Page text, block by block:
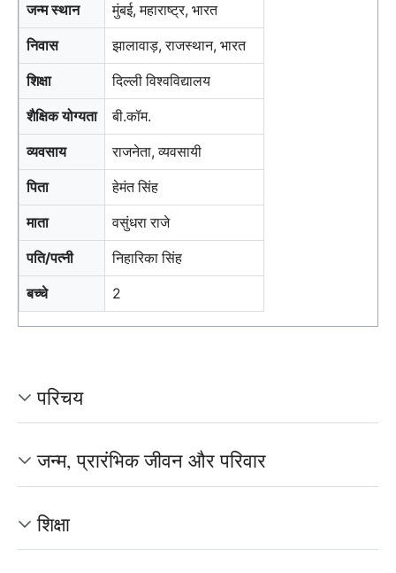
जन्म स्थान मुंबई, महाराष्ट्र, भारत
निवास झालावाड़, राजस्थान, भारत
शिक्षा दिल्ली विश्वविद्यालय
शैक्षिक योग्यता बी.कॉम.
व्यवसाय राजनेता, व्यवसायी
पिता हेमंत सिंह
माता वसुंधरा राजे
पति/पत्नी निहारिका सिंह
बच्चे 2
परिचय
जन्म, प्रारंभिक जीवन और परिवार
शिक्षा